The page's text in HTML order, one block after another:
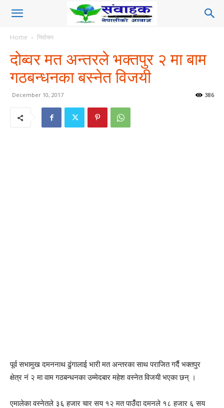
Home निर्वाचन
दोब्वर मत अन्तरले भक्तपुर २ मा बाम
गठबन्धनका बस्नेत विजयी
December 10, 2017 386
पूर्व सभामुख दमननाथ ढुंगालाई भारी मत अन्तरका साथ पराजित गर्दै भक्तपुर
क्षेत्र नं २ मा वाम गठबन्धनका उम्मेदबार महेश वस्नेत विजयी भएका छन् ।
एमालेका वस्नेतले ३६ हजार चार सय १२ मत पाउँंदा दमनले १८ हजार ६ सय